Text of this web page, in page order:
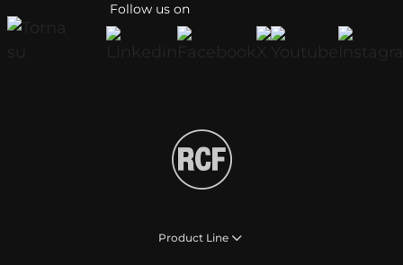
Follow us on
Product Line